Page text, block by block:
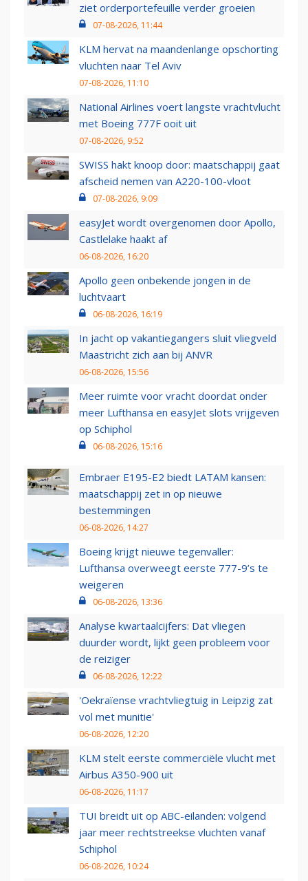
ziet orderportefeuille verder groeien
07-08-2026, 11:44
KLM hervat na maandenlange opschorting
vluchten naar Tel Aviv
07-08-2026, 11:10
National Airlines voert langste vrachtvlucht
met Boeing 777F ooit uit
07-08-2026, 9:52
SWISS hakt knoop door: maatschappij gaat
afscheid nemen van A220-100-vloot
07-08-2026, 9:09
easyJet wordt overgenomen door Apollo,
Castlelake haakt af
06-08-2026, 16:20
Apollo geen onbekende jongen in de
luchtvaart
06-08-2026, 16:19
In jacht op vakantiegangers sluit vliegveld
Maastricht zich aan bij ANVR
06-08-2026, 15:56
Meer ruimte voor vracht doordat onder
meer Lufthansa en easyJet slots vrijgeven
op Schiphol
06-08-2026, 15:16
Embraer E195-E2 biedt LATAM kansen:
maatschappij zet in op nieuwe
bestemmingen
06-08-2026, 14:27
Boeing krijgt nieuwe tegenvaller:
Lufthansa overweegt eerste 777-9’s te
weigeren
06-08-2026, 13:36
Analyse kwartaalcijfers: Dat vliegen
duurder wordt, lijkt geen probleem voor
de reiziger
06-08-2026, 12:22
'Oekraïense vrachtvliegtuig in Leipzig zat
vol met munitie'
06-08-2026, 12:20
KLM stelt eerste commerciële vlucht met
Airbus A350-900 uit
06-08-2026, 11:17
TUI breidt uit op ABC-eilanden: volgend
jaar meer rechtstreekse vluchten vanaf
Schiphol
06-08-2026, 10:24